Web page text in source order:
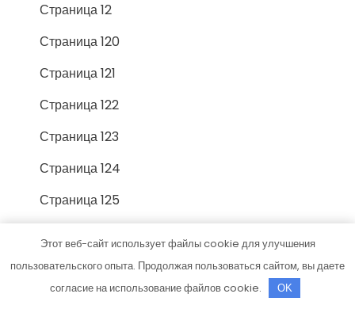
Страница 12
Страница 120
Страница 121
Страница 122
Страница 123
Страница 124
Страница 125
Страница 127
Страница 128
Этот веб-сайт использует файлы cookie для улучшения
пользовательского опыта. Продолжая пользоваться сайтом, вы даете
согласие на использование файлов cookie.
OK